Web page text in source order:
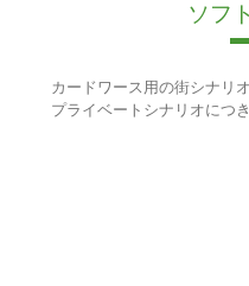
ソフ
カードワース用の街シナリ
プライベートシナリオにつ